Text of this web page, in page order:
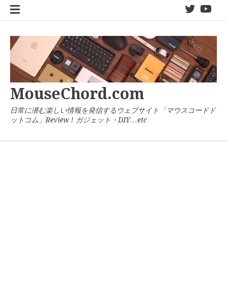
twitter
MouseChord.com
日常に潜む楽しい情報を発信するウェブサイト「マウスコードド
ットコム」Review ! ガジェット・DIY…etc